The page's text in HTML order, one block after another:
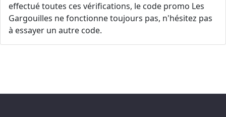
effectué toutes ces vérifications, le code promo Les
Gargouilles ne fonctionne toujours pas, n'hésitez pas
à essayer un autre code.